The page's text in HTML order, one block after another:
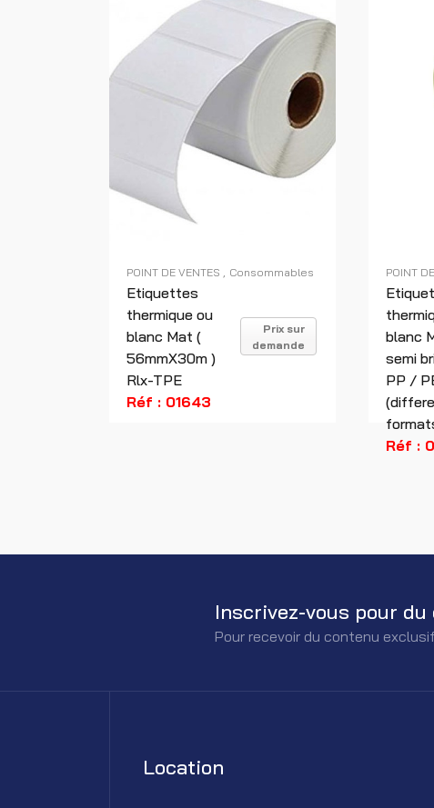
POINT DE VENTES Consommables
Etiquettes
thermique ou
blanc Mat (
56mmX30m )
Rlx-TPE
Prix sur
demande
Réf : 01643
POINT
blanc
semi
PP /
Réf :
Inscrivez-vous pour
Pour recevoir du contenu
Location